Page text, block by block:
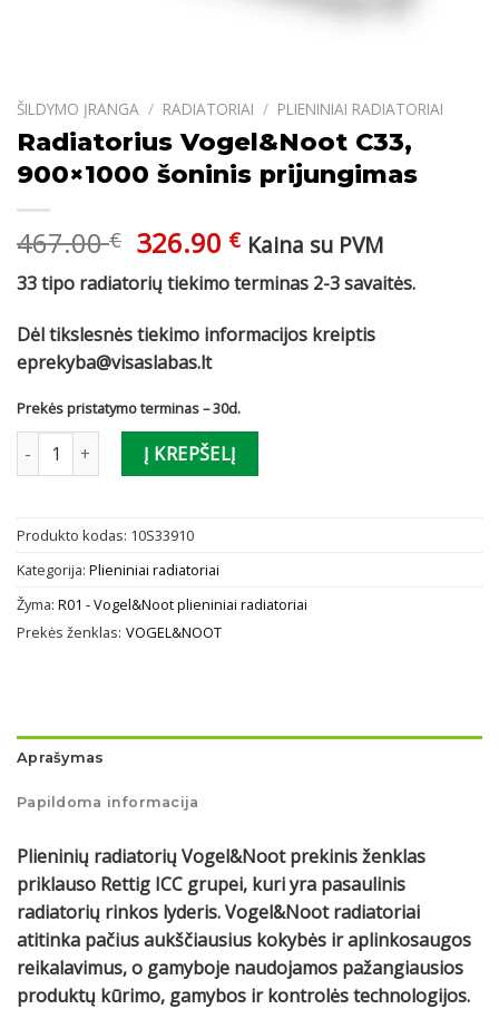
ŠILDYMO ĮRANGA / RADIATORIAI / PLIENINIAI RADIATORIAI
Radiatorius Vogel&Noot C33,
900×1000 šoninis prijungimas
467.00€ Original
price
was:
467.00 €.
326.90 €Current
price
is:
326.90 €.
Kaina su PVM
33 tipo radiatorių tiekimo terminas 2-3 savaitės.
Dėl tikslesnės tiekimo informacijos kreiptis
eprekyba@visaslabas.lt
Prekės pristatymo terminas – 30d.
produkto kiekis: Radiatorius Vogel&Noot C33, 900x1000 šoninis
Į KREPŠELĮ
Produkto kodas: 10S33910
Kategorija: Plieniniai radiatoriai
Žyma: R01 - Vogel&Noot plieniniai radiatoriai
Prekės ženklas: VOGEL&NOOT
Aprašymas
Papildoma informacija
Plieninių radiatorių Vogel&Noot prekinis ženklas
priklauso Rettig ICC grupei, kuri yra pasaulinis
radiatorių rinkos lyderis. Vogel&Noot radiatoriai
atitinka pačius aukščiausius kokybės ir aplinkosaugos
reikalavimus, o gamyboje naudojamos pažangiausios
produktų kūrimo, gamybos ir kontrolės technologijos.